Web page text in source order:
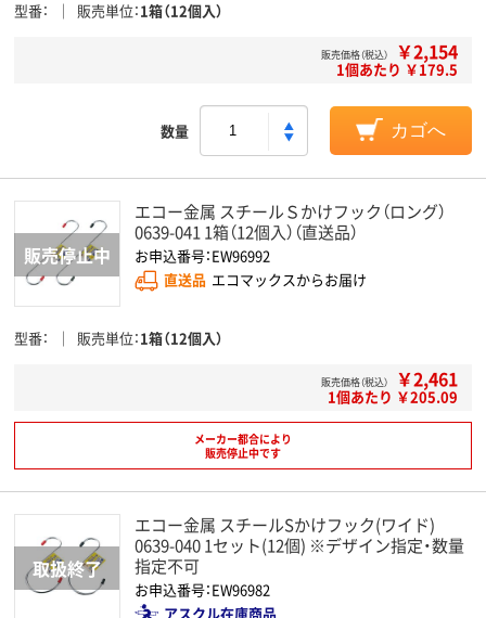
型番 販売単位 1箱（12個入）
販売価格（税込） ￥2,154
1個あたり ￥179.5
数量 カゴへ
エコー金属 スチールＳかけフック（ロング）
0639-041 1箱（12個入）（直送品）
お申込番号：EW96992
直送品 エコマックスからお届け
型番 販売単位 1箱（12個入）
販売価格（税込） ￥2,461
1個あたり ￥205.09
メーカー都合により
販売停止中です
エコー金属 スチールSかけフック(ワイド)
0639-040 1セット(12個) ※デザイン指定・数量
指定不可
お申込番号：EW96982
アスクル在庫商品